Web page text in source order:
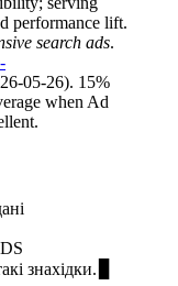
performance lift.
search ads.
05-26). 15%
when Ad
знахідки.